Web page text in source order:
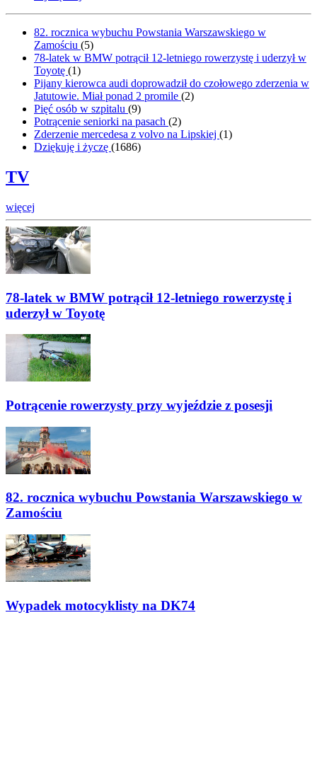
82. rocznica wybuchu Powstania Warszawskiego w
Zamościu (5)
78-latek w BMW potrącił 12-letniego rowerzystę i uderzył w
Toyotę (1)
Pijany kierowca audi doprowadził do czołowego zderzenia w
Jatutowie. Miał ponad 2 promile (2)
Pięć osób w szpitalu (9)
Potrącenie seniorki na pasach (2)
Zderzenie mercedesa z volvo na Lipskiej (1)
Dziękuję i życzę (1686)
TV
więcej
78-latek w BMW potrącił 12-letniego rowerzystę i
uderzył w Toyotę
Potrącenie rowerzysty przy wyjeździe z posesji
82. rocznica wybuchu Powstania Warszawskiego w
Zamościu
Wypadek motocyklisty na DK74